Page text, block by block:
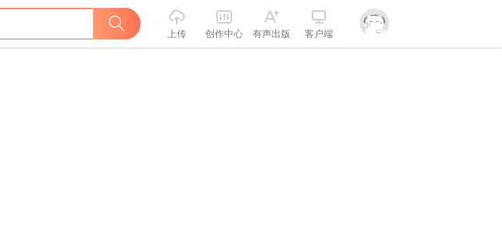
上传 创作中心 有声出版 客户端